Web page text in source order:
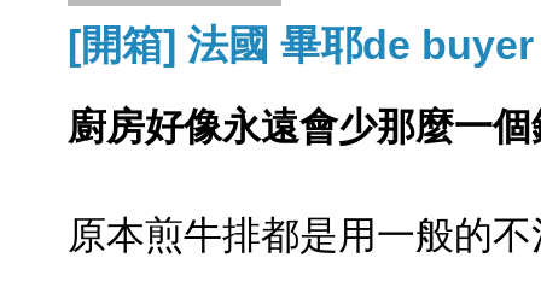
[開箱] 法國 畢耶de
廚房好像永遠會少那麼一
原本煎牛排都是用一般的